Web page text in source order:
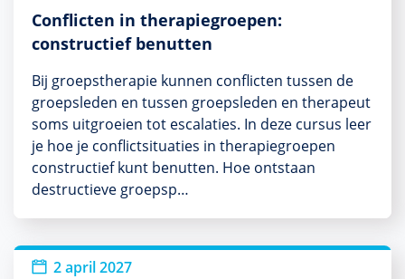
Conflicten in therapiegroepen:
constructief benutten
Bij groepstherapie kunnen conflicten tussen de
groepsleden en tussen groepsleden en therapeut
soms uitgroeien tot escalaties. In deze cursus leer
je hoe je conflictsituaties in therapiegroepen
constructief kunt benutten. Hoe ontstaan
destructieve groepsp…
2 april 2027